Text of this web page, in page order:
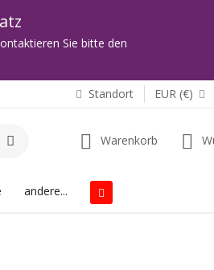
Sie bitte den
Standort EUR (€)
Warenkorb
andere...